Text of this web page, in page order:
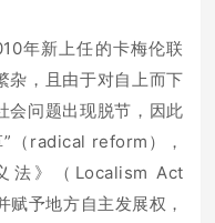
年新上任的卡梅伦联
杂，且由于对自上而下
会问题出现脱节，因此
（radical reform），
法》（Localism Act
赋予地方自主发展权，